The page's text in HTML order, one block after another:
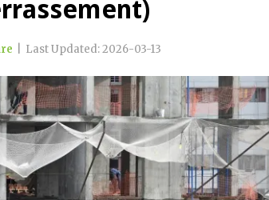
Last Updated:2026-03-13